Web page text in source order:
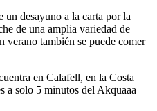
un desayuno a la carta por la
de una amplia variedad de
verano también se puede comer
en Calafell, en la Costa
a solo 5 minutos del Akquaaa